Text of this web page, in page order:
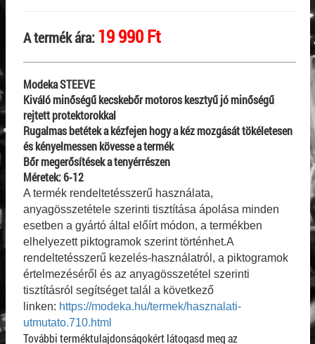
A termék ára:19 990 Ft
Modeka STEEVE
Kiváló minőségű kecskebőr motoros kesztyű jó minőségű
rejtett protektorokkal
Rugalmas betétek a kézfejen hogy a kéz mozgását tökéletesen
és kényelmessen kövesse a termék
Bőr megerősítések a tenyérrészen
Méretek: 6-12
A termék rendeltetésszerű használata,
anyagösszetétele szerinti tisztítása ápolása minden
esetben a gyártó által előírt módon, a termékben
elhelyezett piktogramok szerint történhet.A
rendeltetésszerű kezelés-használatról, a piktogramok
értelmezéséről és az anyagösszetétel szerinti
tisztításról segítséget talál a következő
linken: https://modeka.hu/termek/hasznalati-
utmutato.710.html
További terméktulajdonságokért látogasd meg az